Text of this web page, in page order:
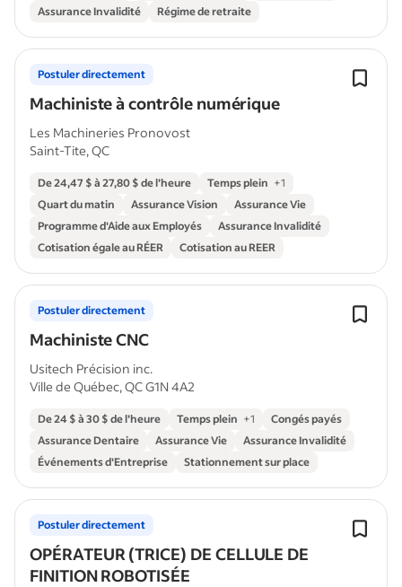
Assurance Invalidité
Régime de retraite
Machiniste à contrôle numérique
Postuler directement
Les Machineries Pronovost
Saint-Tite, QC
De 24,47 $ à 27,80 $ de l’heure Temps plein +1
Quart du matin
Assurance Vision
Assurance Vie
Programme d'Aide aux Employés
Assurance Invalidité
Cotisation égale au RÉER
Cotisation au REER
Machiniste CNC
Postuler directement
Usitech Précision inc.
Ville de Québec, QC G1N 4A2
De 24 $ à 30 $ de l’heure Temps plein +1
Congés payés
Assurance Dentaire
Assurance Vie
Assurance Invalidité
Événements d'Entreprise
Stationnement sur place
OPÉRATEUR (TRICE) DE CELLULE DE
FINITION ROBOTISÉE
Postuler directement